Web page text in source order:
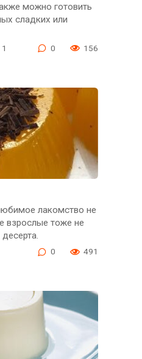
можно готовить
сладких или
1 0 156
лакомство не
взрослые тоже не
0 491